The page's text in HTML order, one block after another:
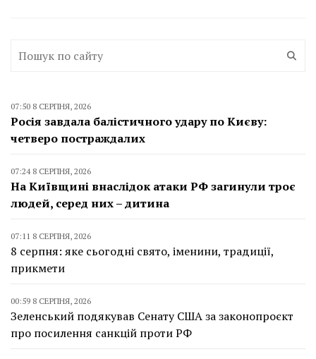
07:50 8 СЕРПНЯ, 2026
Росія завдала балістичного удару по Києву:
четверо постраждалих
07:24 8 СЕРПНЯ, 2026
На Київщині внаслідок атаки РФ загинули троє
людей, серед них – дитина
07:11 8 СЕРПНЯ, 2026
8 серпня: яке сьогодні свято, іменини, традиції,
прикмети
00:59 8 СЕРПНЯ, 2026
Зеленський подякував Сенату США за законопроєкт
про посилення санкцій проти РФ